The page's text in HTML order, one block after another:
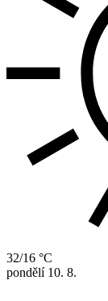
32/16 °C
pondělí 10. 8.